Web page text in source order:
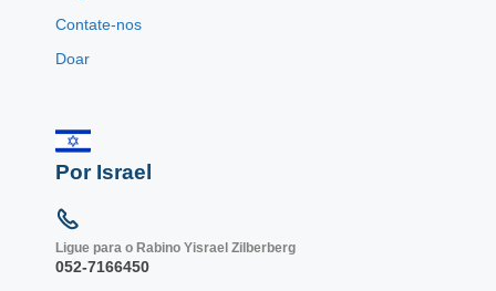
Contate-nos
Doar
Por Israel
Ligue para o Rabino Yisrael Zilberberg
052-7166450